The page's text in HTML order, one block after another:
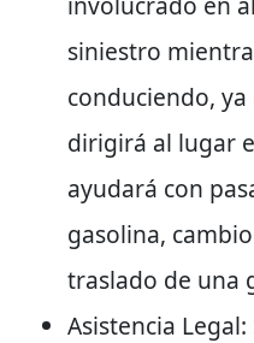
siniestro
conduciendo,
dirigirá al lugar
ayudará con
gasolina,
traslado de una
Asistencia Legal